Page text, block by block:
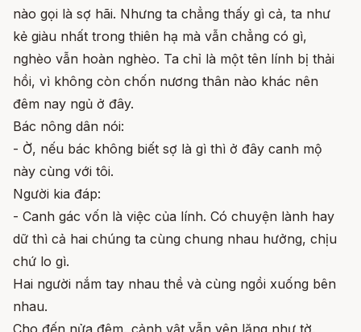
nào gọi là sợ hãi. Nhưng ta chẳng thấy gì cả, ta như
kẻ giàu nhất trong thiên hạ mà vẫn chẳng có gì,
nghèo vẫn hoàn nghèo. Ta chỉ là một tên lính bị thải
hồi, vì không còn chốn nương thân nào khác nên
đêm nay ngủ ở đây.
Bác nông dân nói:
- Ờ, nếu bác không biết sợ là gì thì ở đây canh mộ
này cùng với tôi.
Người kia đáp:
- Canh gác vốn là việc của lính. Có chuyện lành hay
dữ thì cả hai chúng ta cùng chung nhau hưởng, chịu
chứ lo gì.
Hai người nắm tay nhau thề và cùng ngồi xuống bên
nhau.